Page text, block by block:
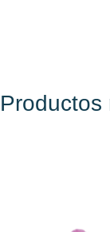
Productos